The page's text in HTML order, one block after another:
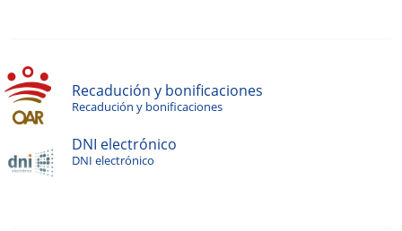
Recadución y bonificaciones
Recadución y bonificaciones
DNI electrónico
DNI electrónico